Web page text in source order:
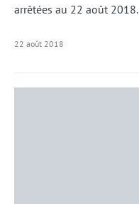
arrêtées au 22 août 2018.
22 août 2018